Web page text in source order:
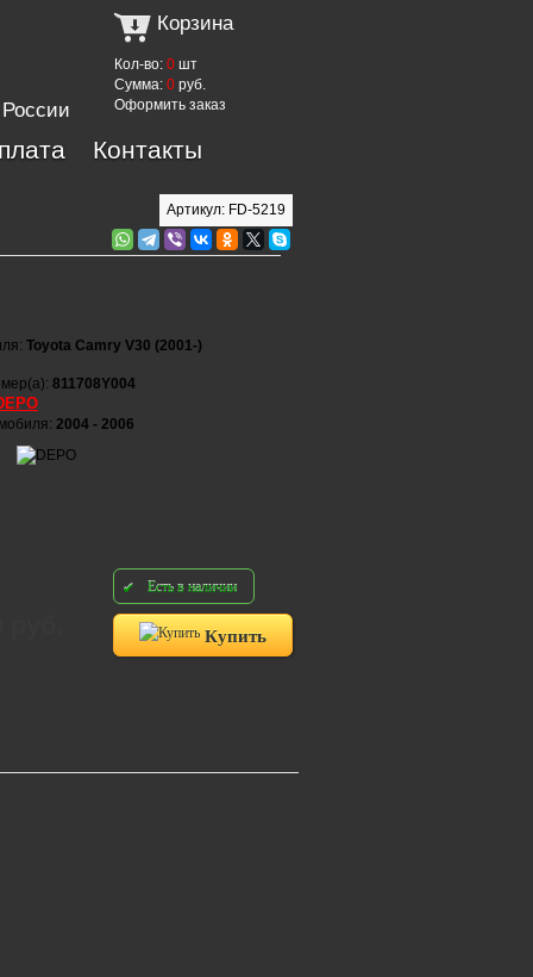
Корзина
Кол-во: 0 шт
Сумма: 0 руб.
Оформить заказ
Контакты
Артикул: FD-5219
Toyota Camry V30 (2001-)
811708Y004
2004 - 2006
Есть в наличии
Купить